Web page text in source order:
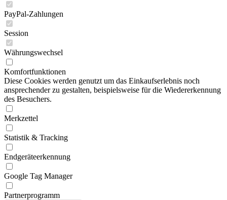
PayPal-Zahlungen
Session
Währungswechsel
Komfortfunktionen
Diese Cookies werden genutzt um das Einkaufserlebnis noch
ansprechender zu gestalten, beispielsweise für die Wiedererkennung
des Besuchers.
Merkzettel
Statistik & Tracking
Endgeräteerkennung
Google Tag Manager
Partnerprogramm